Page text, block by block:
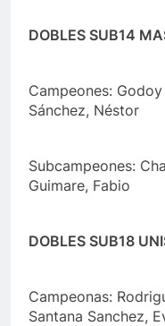
DOBLES SUB14
Campeones:
Sánchez, Néstor
Subcampeones:
Guimare, Fabio
DOBLES SUB18
Campeonas:
Santana Sanchez,